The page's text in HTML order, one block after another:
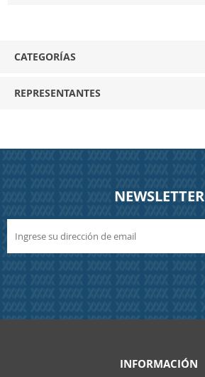
CATEGORÍAS
REPRESENTANTES
NEWSLETTER
INFORMACIÓN